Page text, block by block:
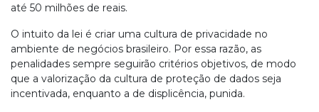
até 50 milhões de reais.
O intuito da lei é criar uma cultura de privacidade no
ambiente de negócios brasileiro. Por essa razão, as
penalidades sempre seguirão critérios objetivos, de modo
que a valorização da cultura de proteção de dados seja
incentivada, enquanto a de displicência, punida.